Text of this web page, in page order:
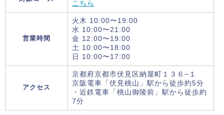
こちら
営業時間
火木 10:00〜19:00
水 10:00〜21:00
金 12:00〜19:00
土 10:00〜18:00
日 10:00〜17:00
アクセス
京都府京都市伏見区納屋町１３６−１
京阪電車「伏見桃山」駅から徒歩約5分
・近鉄電車「桃山御陵前」駅から徒歩約
7分